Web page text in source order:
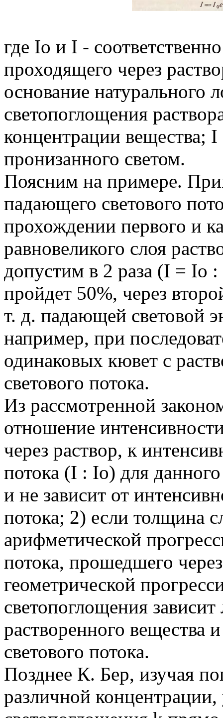
где Io и I -
проходящего через
основание натурального
светопоглощения
концентрации вещества;
пронизанного светом.
Поясним на примере.
падающего светового
прохождении первого и
равновеликого слоя
допустим в 2 раза (I = Io
пройдет 50%, через
т. д. падающей световой
например, при
одинаковых кювет с
светового потока.
Из рассмотренной
отношение
через раствор, к
потока (I : Io) для
и не зависит от
потока; 2) если толщина
арифметической
потока, прошедшего
геометрической
светопоглощения
растворенного
светового потока.
Позднее К. Бер, изучая
различной